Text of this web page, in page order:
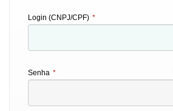
Login (CNPJ/CPF) *
Senha *